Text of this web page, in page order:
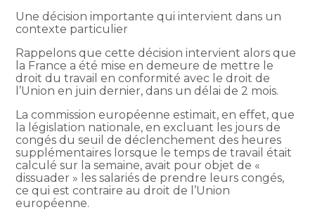
Une décision importante qui intervient dans un
contexte particulier
Rappelons que cette décision intervient alors que
la France a été mise en demeure de mettre le
droit du travail en conformité avec le droit de
l’Union en juin dernier, dans un délai de 2 mois.
La commission européenne estimait, en effet, que
la législation nationale, en excluant les jours de
congés du seuil de déclenchement des heures
supplémentaires lorsque le temps de travail était
calculé sur la semaine, avait pour objet de «
dissuader » les salariés de prendre leurs congés,
ce qui est contraire au droit de l’Union
européenne.